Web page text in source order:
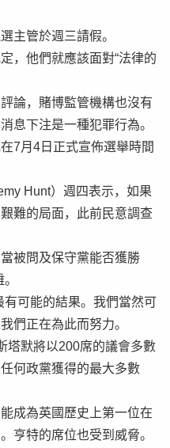
主管於週三請假。
，他們就應該面對“法律的
論，賭博監管機構也沒有
息下注是一種犯罪行為。
7月4日正式宣佈選舉時間
Hunt）週四表示，如果
難的局面，此前民意調查
被問及保守黨能否獲勝
有可能的結果。我們當然可
們正在為此而努力。
塔默將以200席的議會多數
何政黨獲得的最大多數
成為英國歷史上第一位在
亨特的席位也受到威脅。